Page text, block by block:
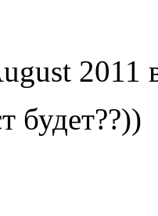
2011
будет??))